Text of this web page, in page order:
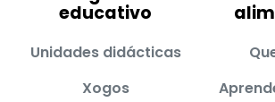
educativo
Unidades didácticas
Xogos